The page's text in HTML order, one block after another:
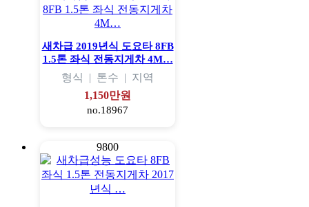
새차급 2019년식 도요타 8FB
1.5톤 좌식 전동지게차 4M…
형식 | 톤수 | 지역
1,150만원
no.18967
9800